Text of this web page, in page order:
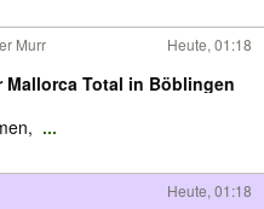
Murr Heute, 01:18
Mallorca Total in Böblingen
...
Heute, 01:18